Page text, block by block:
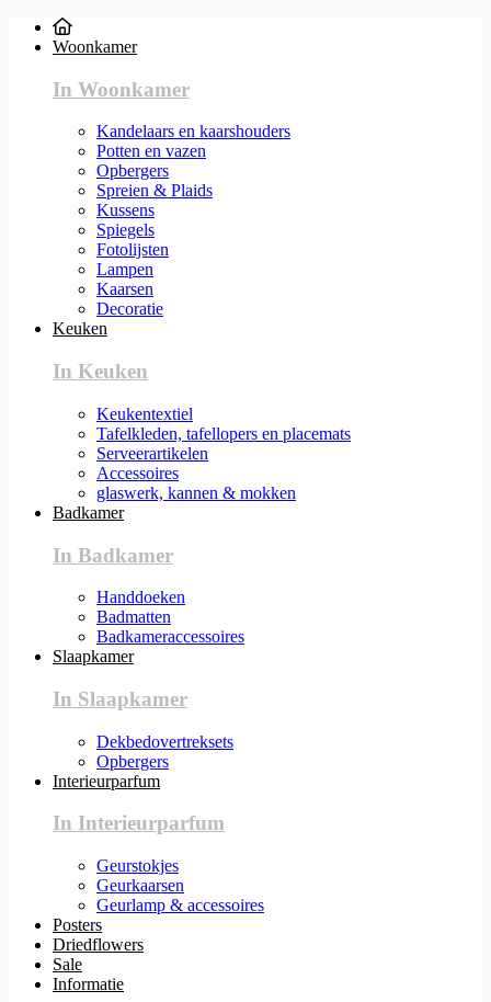
Woonkamer
In Woonkamer
Kandelaars en kaarshouders
Potten en vazen
Opbergers
Spreien & Plaids
Kussens
Spiegels
Fotolijsten
Lampen
Kaarsen
Decoratie
Keuken
In Keuken
Keukentextiel
Tafelkleden, tafellopers en placemats
Serveerartikelen
Accessoires
glaswerk, kannen & mokken
Badkamer
In Badkamer
Handdoeken
Badmatten
Badkameraccessoires
Slaapkamer
In Slaapkamer
Dekbedovertreksets
Opbergers
Interieurparfum
In Interieurparfum
Geurstokjes
Geurkaarsen
Geurlamp & accessoires
Posters
Driedflowers
Sale
Informatie